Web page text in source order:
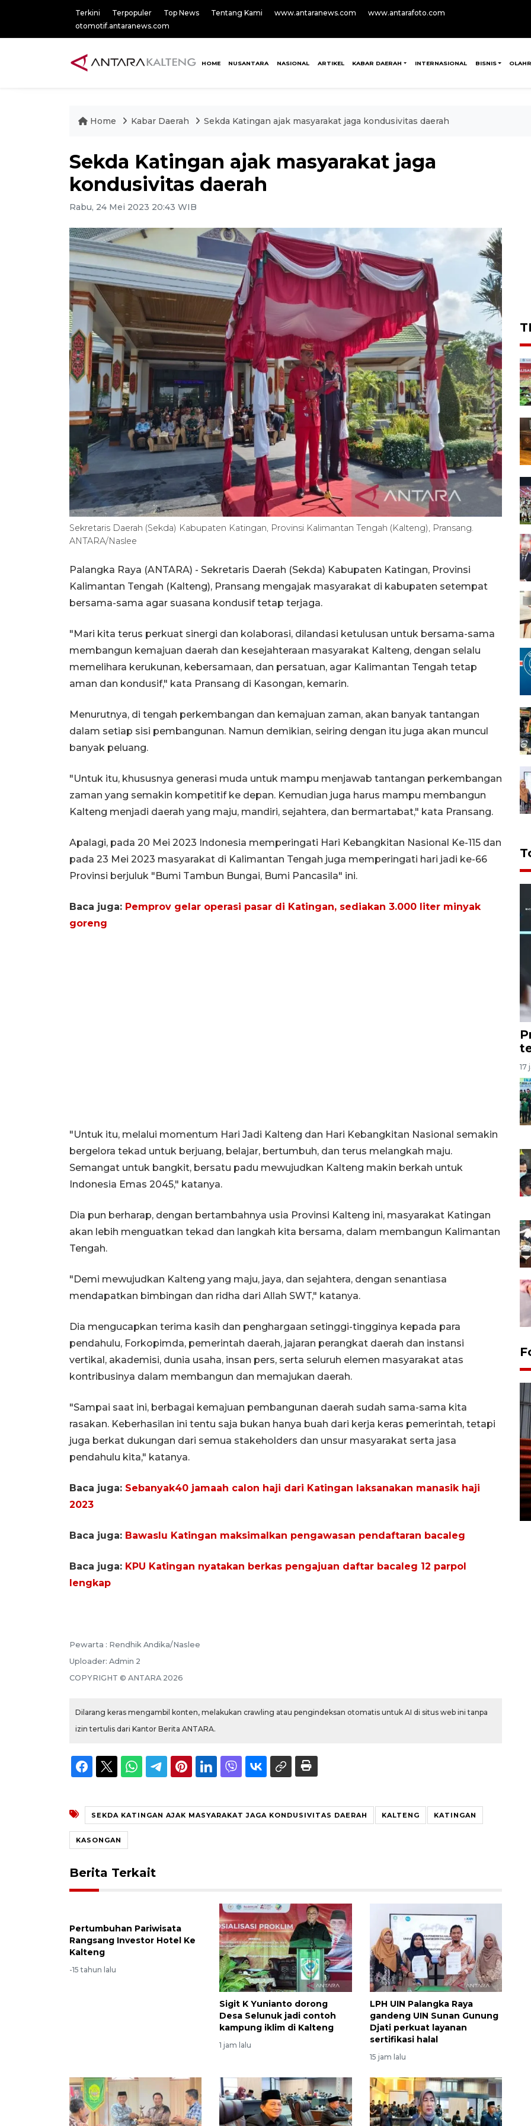
Terkini Terpopuler Top News Tentang Kami www.antaranews.com
www.antarafoto.com
otomotif.antaranews.com
HOME NUSANTARA NASIONAL ARTIKEL KABAR DAERAH INTERNASIONAL BISNIS
Home Kabar Daerah Sekda Katingan ajak masyarakat jaga kondusivitas daerah
Sekda Katingan ajak masyarakat jaga
kondusivitas daerah
Rabu, 24 Mei 2023 20:43 WIB
Sekretaris Daerah (Sekda) Kabupaten Katingan, Provinsi Kalimantan Tengah (Kalteng), Pransang.
ANTARA/Naslee
Palangka Raya (ANTARA) - Sekretaris Daerah (Sekda) Kabupaten Katingan, Provinsi
Kalimantan Tengah (Kalteng), Pransang mengajak masyarakat di kabupaten setempat
bersama-sama agar suasana kondusif tetap terjaga.
"Mari kita terus perkuat sinergi dan kolaborasi, dilandasi ketulusan untuk bersama-sama
membangun kemajuan daerah dan kesejahteraan masyarakat Kalteng, dengan selalu
memelihara kerukunan, kebersamaan, dan persatuan, agar Kalimantan Tengah tetap
aman dan kondusif," kata Pransang di Kasongan, kemarin.
Menurutnya, di tengah perkembangan dan kemajuan zaman, akan banyak tantangan
dalam setiap sisi pembangunan. Namun demikian, seiring dengan itu juga akan muncul
banyak peluang.
"Untuk itu, khususnya generasi muda untuk mampu menjawab tantangan perkembangan
zaman yang semakin kompetitif ke depan. Kemudian juga harus mampu membangun
Kalteng menjadi daerah yang maju, mandiri, sejahtera, dan bermartabat," kata Pransang.
Apalagi, pada 20 Mei 2023 Indonesia memperingati Hari Kebangkitan Nasional Ke-115 dan
pada 23 Mei 2023 masyarakat di Kalimantan Tengah juga memperingati hari jadi ke-66
Provinsi berjuluk "Bumi Tambun Bungai, Bumi Pancasila" ini.
Baca juga: Pemprov gelar operasi pasar di Katingan, sediakan 3.000 liter minyak
goreng
"Untuk itu, melalui momentum Hari Jadi Kalteng dan Hari Kebangkitan Nasional semakin
bergelora tekad untuk berjuang, belajar, bertumbuh, dan terus melangkah maju.
Semangat untuk bangkit, bersatu padu mewujudkan Kalteng makin berkah untuk
Indonesia Emas 2045," katanya.
Dia pun berharap, dengan bertambahnya usia Provinsi Kalteng ini, masyarakat Katingan
akan lebih menguatkan tekad dan langkah kita bersama, dalam membangun Kalimantan
Tengah.
"Demi mewujudkan Kalteng yang maju, jaya, dan sejahtera, dengan senantiasa
mendapatkan bimbingan dan ridha dari Allah SWT," katanya.
Dia mengucapkan terima kasih dan penghargaan setinggi-tingginya kepada para
pendahulu, Forkopimda, pemerintah daerah, jajaran perangkat daerah dan instansi
vertikal, akademisi, dunia usaha, insan pers, serta seluruh elemen masyarakat atas
kontribusinya dalam membangun dan memajukan daerah.
"Sampai saat ini, berbagai kemajuan pembangunan daerah sudah sama-sama kita
rasakan. Keberhasilan ini tentu saja bukan hanya buah dari kerja keras pemerintah, tetapi
juga berkat dukungan dari semua stakeholders dan unsur masyarakat serta jasa
pendahulu kita," katanya.
Baca juga: Sebanyak40 jamaah calon haji dari Katingan laksanakan manasik haji
2023
Baca juga: Bawaslu Katingan maksimalkan pengawasan pendaftaran bacaleg
Baca juga: KPU Katingan nyatakan berkas pengajuan daftar bacaleg 12 parpol
lengkap
Pewarta : Rendhik Andika/Naslee
Uploader: Admin 2
COPYRIGHT © ANTARA 2026
Dilarang keras mengambil konten, melakukan crawling atau pengindeksan otomatis untuk AI di situs web ini tanpa
izin tertulis dari Kantor Berita ANTARA.
SEKDA KATINGAN AJAK MASYARAKAT JAGA KONDUSIVITAS DAERAH KALTENG KATINGAN
KASONGAN
Berita Terkait
Pertumbuhan Pariwisata
Rangsang Investor Hotel Ke
Kalteng
-15 tahun lalu
Sigit K Yunianto dorong
Desa Selunuk jadi contoh
kampung iklim di Kalteng
1 jam lalu
LPH UIN Palangka Raya
gandeng UIN Sunan Gunung
Djati perkuat layanan
sertifikasi halal
15 jam lalu
17
Tengah